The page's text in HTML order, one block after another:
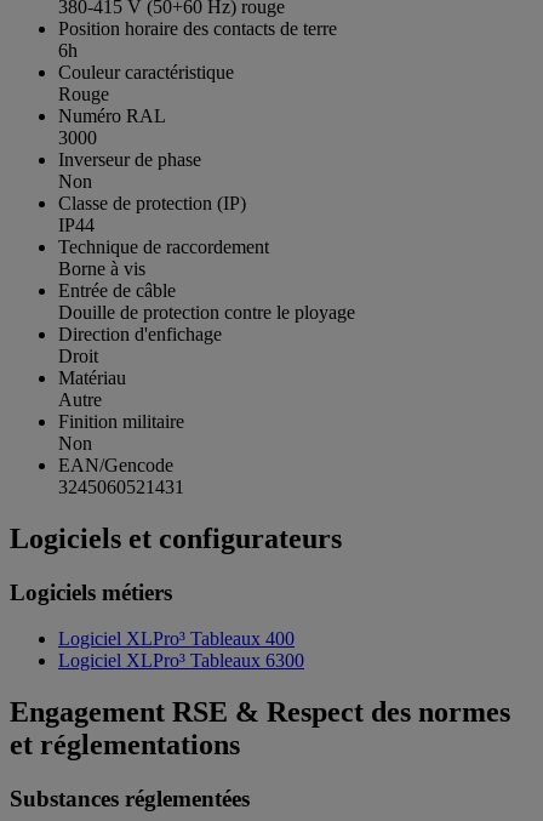
380-415 V (50+60 Hz) rouge
Position horaire des contacts de terre
6h
Couleur caractéristique
Rouge
Numéro RAL
3000
Inverseur de phase
Non
Classe de protection (IP)
IP44
Technique de raccordement
Borne à vis
Entrée de câble
Douille de protection contre le ployage
Direction d'enfichage
Droit
Matériau
Autre
Finition militaire
Non
EAN/Gencode
3245060521431
Logiciels et configurateurs
Logiciels métiers
Logiciel XLPro³ Tableaux 400
Logiciel XLPro³ Tableaux 6300
Engagement RSE & Respect des normes
et réglementations
Substances réglementées